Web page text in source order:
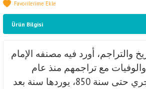
Ürün Bilgisi
والتراجم، أورد فيه مصنفه الإمام
مع تراجمهم منذ عام
ولادته سنة 773 هجري حتى سنة 850، يوردها سنة بعد